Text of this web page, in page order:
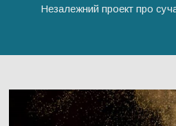
Незалежний проект про